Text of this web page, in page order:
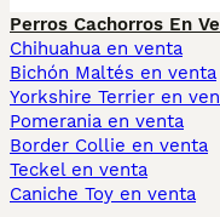
Perros Cachorros En
Chihuahua en venta
Bichón Maltés en venta
Yorkshire Terrier en
Pomerania en venta
Border Collie en venta
Teckel en venta
Caniche Toy en venta